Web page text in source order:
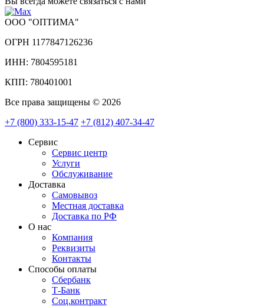
ООО "ОПТИМА"
ОГРН 1177847126236
ИНН: 7804595181
КПП: 780401001
Все права защищены © 2026
+7 (800) 333-15-47 +7 (812) 407-34-47
Сервис
Сервис центр
Услуги
Обслуживание
Доставка
Самовывоз
Местная доставка
Доставка по РФ
О нас
Компания
Реквизиты
Контакты
Cпособы оплаты
Сбербанк
Т-Банк
Соц.контракт